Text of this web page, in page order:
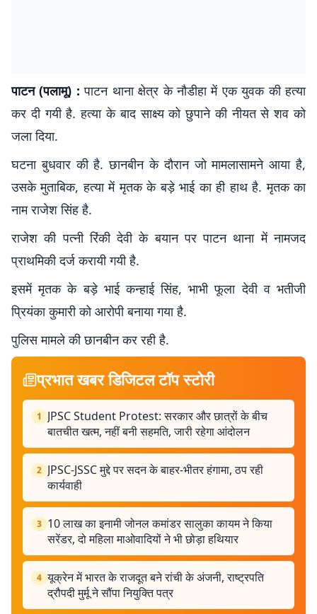
पाटन (पलामू) : पाटन थाना क्षेत्र के नौडीहा में एक युवक की हत्या
कर दी गयी है. हत्या के बाद साक्ष्य को छुपाने की नीयत से शव को
जला दिया.
घटना बुधवार की है. छानबीन के दौरान जो मामलासामने आया है,
उसके मुताबिक, हत्या में मृतक के बड़े भाई का ही हाथ है. मृतक का
नाम राजेश सिंह है.
राजेश की पत्नी रिंकी देवी के बयान पर पाटन थाना में नामजद
प्राथमिकी दर्ज करायी गयी है.
इसमें मृतक के बड़े भाई कन्हाई सिंह, भाभी फूला देवी व भतीजी
प्रियंका कुमारी को आरोपी बनाया गया है.
पुलिस मामले की छानबीन कर रही है.
प्रभात खबर डिजिटल टॉप स्टोरी
1
JPSC Student Protest: सरकार और छात्रों के बीच
बातचीत खत्म, नहीं बनी सहमति, जारी रहेगा आंदोलन
2 JPSC-JSSC मुद्दे पर सदन के बाहर-भीतर हंगामा, ठप रही
कार्यवाही
3 10 लाख का इनामी जोनल कमांडर सालुका कायम ने किया
सरेंडर, दो महिला माओवादियों ने भी छोड़ा हथियार
4 यूक्रेन में भारत के राजदूत बने रांची के अंजनी, राष्ट्रपति
द्रौपदी मुर्मू ने सौंपा नियुक्ति पत्र